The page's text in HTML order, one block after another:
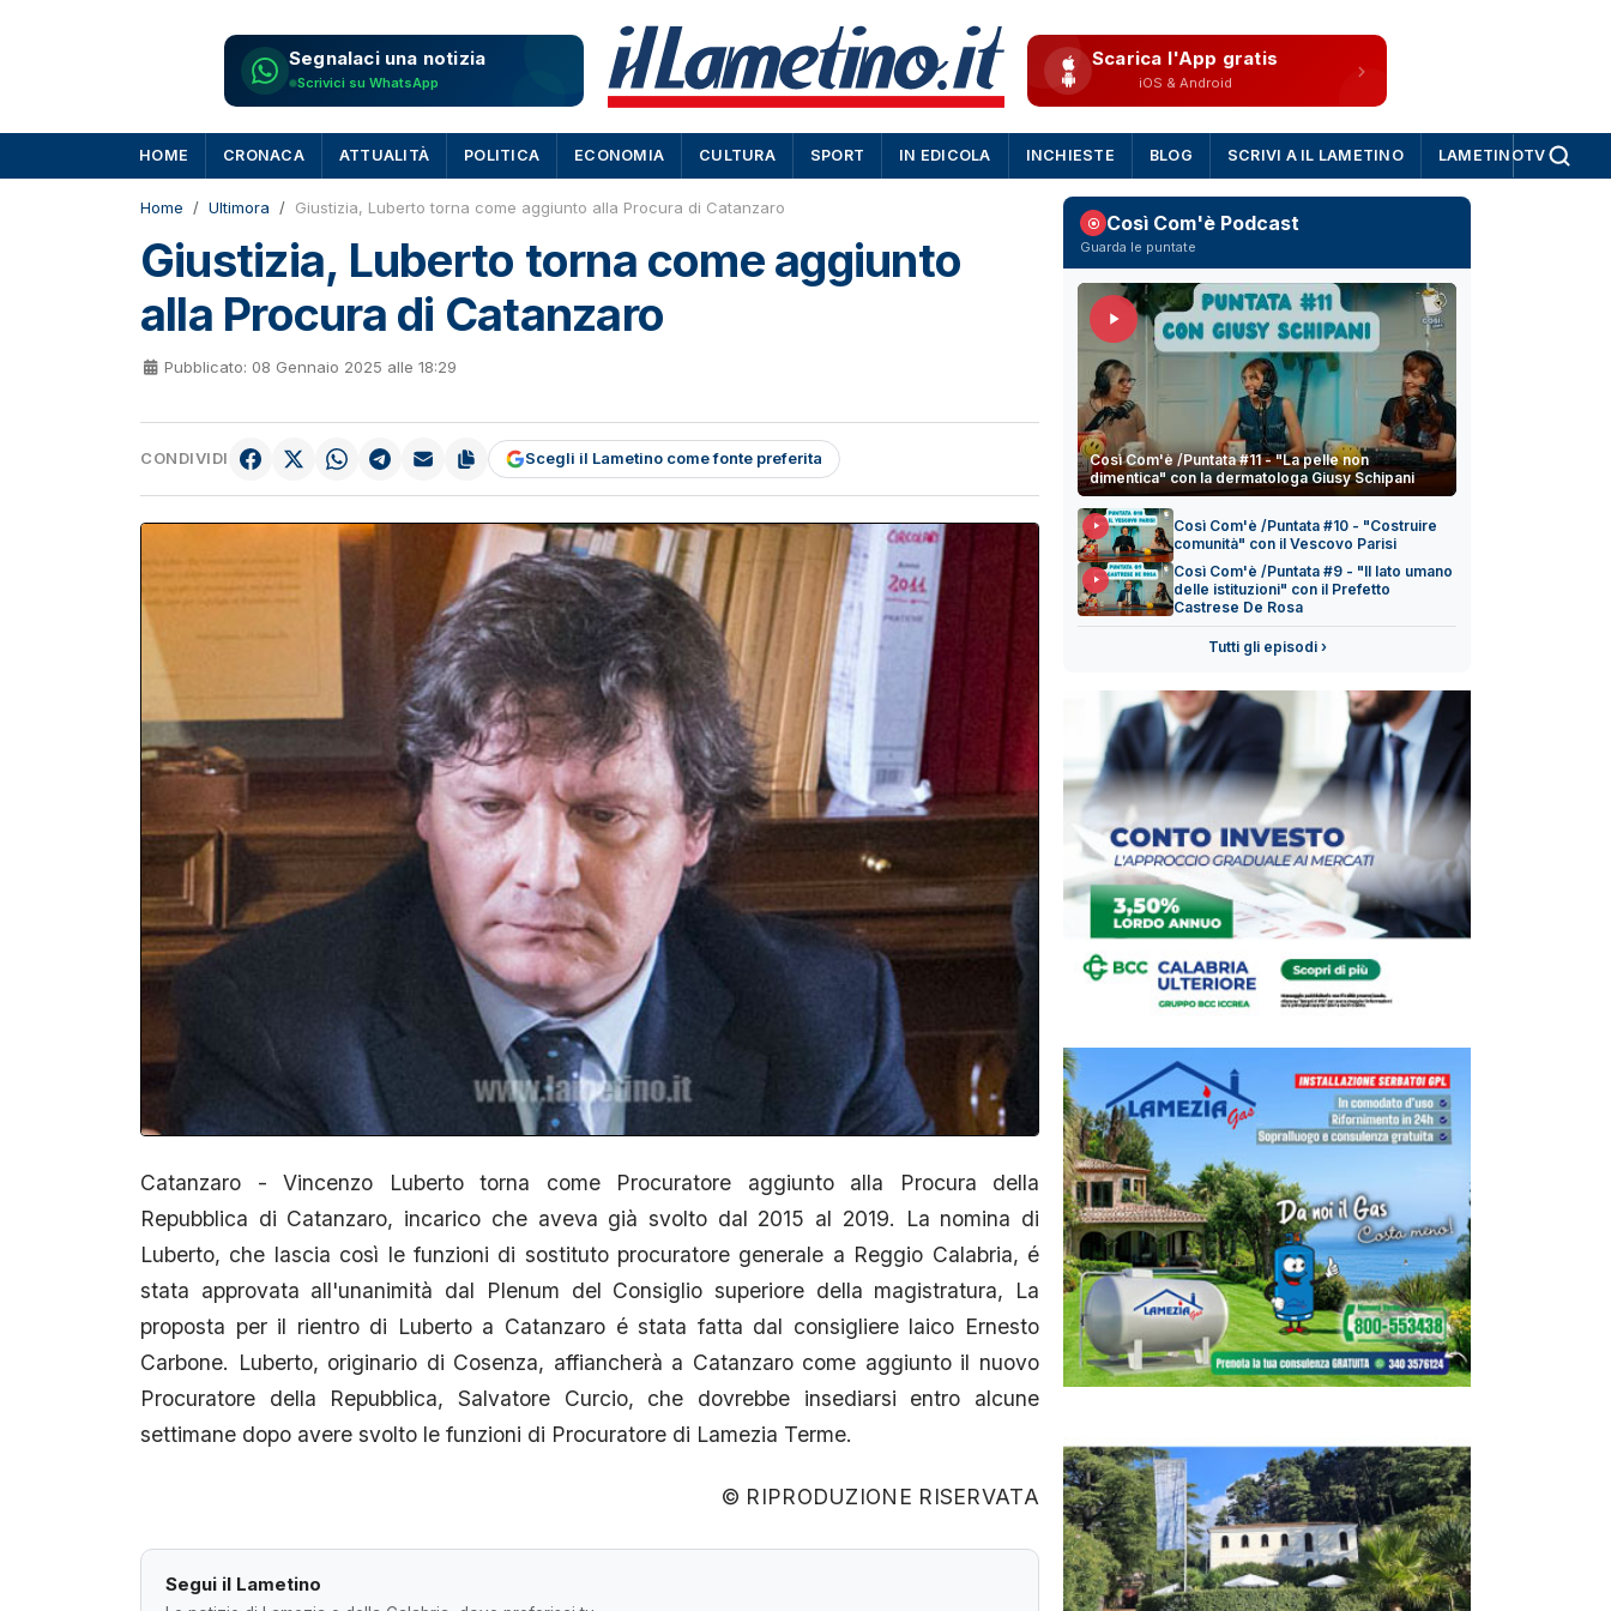
Segnalaci una notizia
Scrivici su WhatsApp
Scarica l'App gratis
iOS & Android
HOME CRONACA ATTUALITÀ POLITICA ECONOMIA CULTURA SPORT IN EDICOLA INCHIESTE BLOG SCRIVI A IL LAMETINO LAMETINOTV
Home Ultimora Giustizia, Luberto torna come aggiunto alla Procura di Catanzaro
Giustizia, Luberto torna come aggiunto
alla Procura di Catanzaro
Pubblicato: 08 Gennaio 2025 alle 18:29
CONDIVIDI Scegli il Lametino come fonte preferita
Catanzaro - Vincenzo Luberto torna come Procuratore aggiunto alla Procura della
Repubblica di Catanzaro, incarico che aveva già svolto dal 2015 al 2019. La nomina di
Luberto, che lascia così le funzioni di sostituto procuratore generale a Reggio Calabria, é
stata approvata all'unanimità dal Plenum del Consiglio superiore della magistratura, La
proposta per il rientro di Luberto a Catanzaro é stata fatta dal consigliere laico Ernesto
Carbone. Luberto, originario di Cosenza, affiancherà a Catanzaro come aggiunto il nuovo
Procuratore della Repubblica, Salvatore Curcio, che dovrebbe insediarsi entro alcune
settimane dopo avere svolto le funzioni di Procuratore di Lamezia Terme.
© RIPRODUZIONE RISERVATA
Segui il Lametino
Così Com'è Podcast
Guarda le puntate
Così Com'è /Puntata #11 - "La pelle non
dimentica" con la dermatologa Giusy Schipani
Così Com'è /Puntata #10 - "Costruire
comunità" con il Vescovo Parisi
Così Com'è /Puntata #9 - "Il lato umano
delle istituzioni" con il Prefetto
Castrese De Rosa
Tutti gli episodi ›